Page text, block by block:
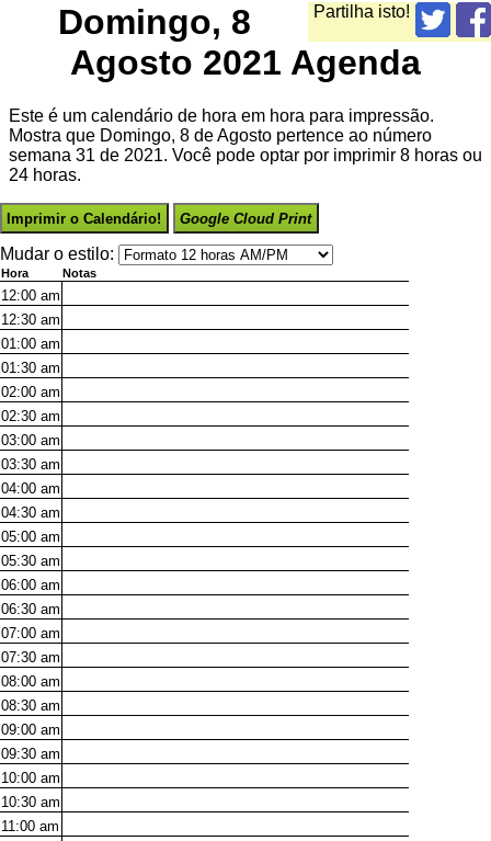
Partilha isto!
Domingo, 8
Agosto 2021 Agenda
Este é um calendário de hora em hora para impressão.
Mostra que Domingo, 8 de Agosto pertence ao número
semana 31 de 2021. Você pode optar por imprimir 8 horas ou
24 horas.
Imprimir o Calendário! Google Cloud Print
Mudar o estilo:
Hora Notas
12:00 am
12:30 am
01:00 am
01:30 am
02:00 am
02:30 am
03:00 am
03:30 am
04:00 am
04:30 am
05:00 am
05:30 am
06:00 am
06:30 am
07:00 am
07:30 am
08:00 am
08:30 am
09:00 am
09:30 am
10:00 am
10:30 am
11:00 am